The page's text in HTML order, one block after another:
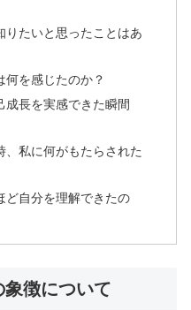
りたいと思ったことはあ
何を感じたのか？
成長を実感できた瞬間
、私に何がもたらされた
ど自分を理解できたの
徴について